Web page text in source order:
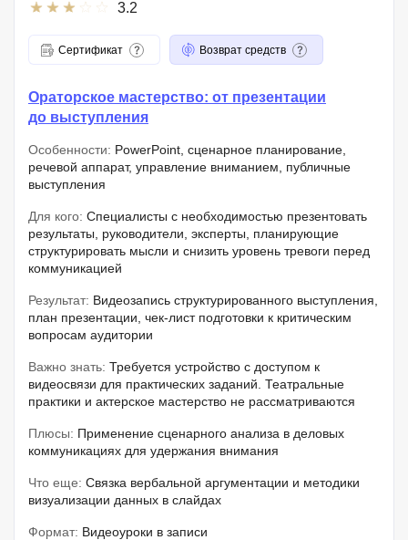
3.2
Сертификат Возврат средств
Ораторское мастерство: от презентации
до выступления
Особенности: PowerPoint, сценарное планирование,
речевой аппарат, управление вниманием, публичные
выступления
Для кого: Специалисты с необходимостью презентовать
результаты, руководители, эксперты, планирующие
структурировать мысли и снизить уровень тревоги перед
коммуникацией
Результат: Видеозапись структурированного выступления,
план презентации, чек-лист подготовки к критическим
вопросам аудитории
Важно знать: Требуется устройство с доступом к
видеосвязи для практических заданий. Театральные
практики и актерское мастерство не рассматриваются
Плюсы: Применение сценарного анализа в деловых
коммуникациях для удержания внимания
Что еще: Связка вербальной аргументации и методики
визуализации данных в слайдах
Формат: Видеоуроки в записи